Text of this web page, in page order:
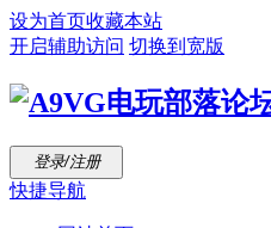
设为首页收藏本站
开启辅助访问 切换到宽版
登录/注册
快捷导航